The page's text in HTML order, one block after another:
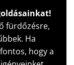
fürdőzésre,
Ha
hogy a